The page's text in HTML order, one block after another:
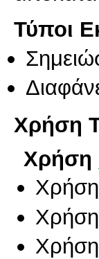
Τύποι
Χρήση
Χρήση
Χρήση